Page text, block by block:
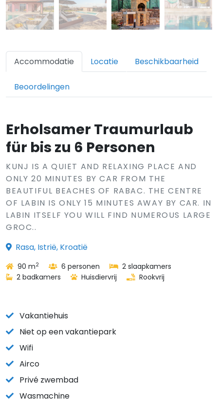
Accommodatie Locatie Beschikbaarheid
Beoordelingen
Erholsamer Traumurlaub
für bis zu 6 Personen
KUNJ IS A QUIET AND RELAXING PLACE AND
ONLY 20 MINUTES BY CAR FROM THE
BEAUTIFUL BEACHES OF RABAC. THE CENTRE
OF LABIN IS ONLY 15 MINUTES AWAY BY CAR. IN
LABIN ITSELF YOU WILL FIND NUMEROUS LARGE
GROC..
Rasa, Istrië, Kroatië
90 m2 6 personen
2 slaapkamers
2 badkamers
Huisdiervrij Rookvrij
Vakantiehuis
Niet op een vakantiepark
Wifi
Airco
Privé zwembad
Wasmachine